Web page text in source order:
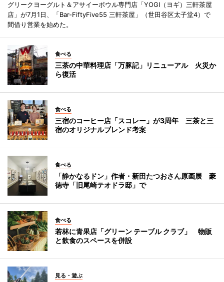
グリークヨーグルト＆アサイーボウル専門店「YOGI（ヨギ）三軒茶屋
店」が7月1日、「Bar-FiftyFive55 三軒茶屋」（世田谷区太子堂4）で
間借り営業を始めた。
食べる
三茶の中華料理店「万豚記」リニューアル 火災か
ら復活
食べる
三宿のコーヒー店「スコレー」が3周年 三茶と三
宿のオリジナルブレンド考案
食べる
「静かなるドン」作者・新田たつおさん原画展 豪
徳寺「旧尾崎テオドラ邸」で
食べる
若林に青果店「グリーン テーブル クラブ」 物販
と飲食のスペースを併設
見る・遊ぶ